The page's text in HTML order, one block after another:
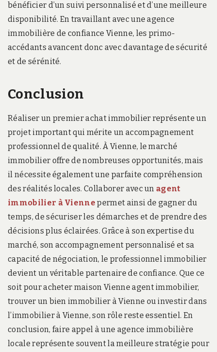
bénéficier d’un suivi personnalisé et d’une meilleure
disponibilité. En travaillant avec une agence
immobilière de confiance Vienne, les primo-
accédants avancent donc avec davantage de sécurité
et de sérénité.
Conclusion
Réaliser un premier achat immobilier représente un
projet important qui mérite un accompagnement
professionnel de qualité. À Vienne, le marché
immobilier offre de nombreuses opportunités, mais
il nécessite également une parfaite compréhension
des réalités locales. Collaborer avec un agent
immobilier à Vienne permet ainsi de gagner du
temps, de sécuriser les démarches et de prendre des
décisions plus éclairées. Grâce à son expertise du
marché, son accompagnement personnalisé et sa
capacité de négociation, le professionnel immobilier
devient un véritable partenaire de confiance. Que ce
soit pour acheter maison Vienne agent immobilier,
trouver un bien immobilier à Vienne ou investir dans
l’immobilier à Vienne, son rôle reste essentiel. En
conclusion, faire appel à une agence immobilière
locale représente souvent la meilleure stratégie pour